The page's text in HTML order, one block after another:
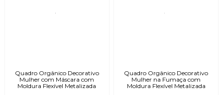
Quadro Orgânico Decorativo
Mulher com Máscara com
Moldura Flexível Metalizada
Quadro Orgânico Decorativo
Mulher na Fumaça com
Moldura Flexível Metalizada